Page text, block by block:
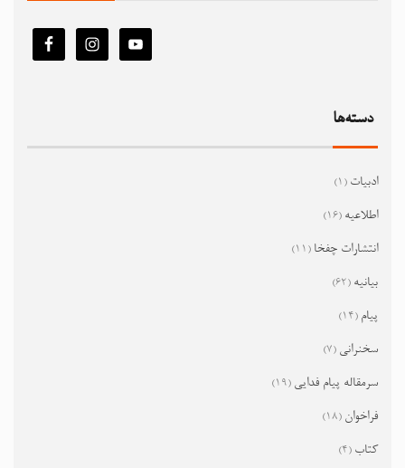
دسته‌ها
ادبیات (1)
اطلاعیه (16)
انتشارات چفخا (11)
بیانیه (62)
پیام (14)
سخنرانی (7)
سرمقاله پیام فدایی (19)
فراخوان (18)
کتاب (4)